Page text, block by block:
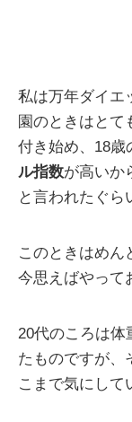
私は万年ダイエ
園のときはとて
付き始め、18歳
ル指数が高いか
と言われたぐら
このときはめん
今思えばやって
20代のころは体
たものですが、
こまで気にして